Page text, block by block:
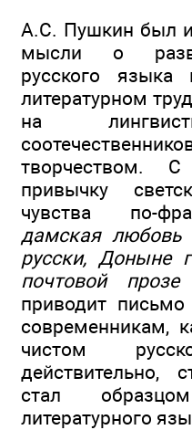
А.С. Пушкин был
мысли о
русского языка
литературном
на
творчеством.
привычку
чувства по-
дамская любовь
русски, Доныне
почтовой
приводит письмо
современникам,
чистом
действительно,
стал
литературного